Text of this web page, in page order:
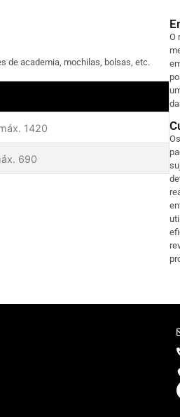
de academia, mochilas, bolsas, etc.
1420
690
O